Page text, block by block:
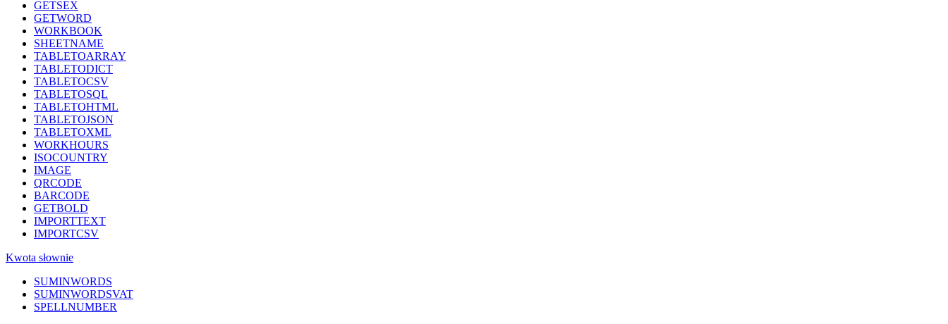
GETSEX
GETWORD
WORKBOOK
SHEETNAME
TABLETOARRAY
TABLETODICT
TABLETOCSV
TABLETOSQL
TABLETOHTML
TABLETOJSON
TABLETOXML
WORKHOURS
ISOCOUNTRY
IMAGE
QRCODE
BARCODE
GETBOLD
IMPORTTEXT
IMPORTCSV
Kwota słownie
SUMINWORDS
SUMINWORDSVAT
SPELLNUMBER